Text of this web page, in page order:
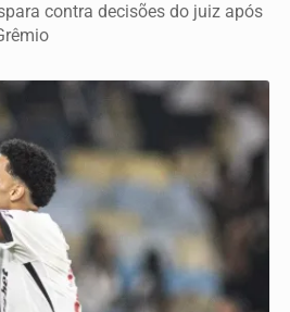
contra decisões do juiz após